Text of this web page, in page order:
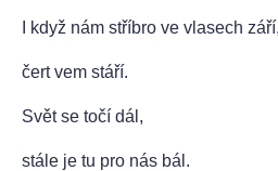
I když nám stříbro ve vlasech září,
čert vem stáří.
Svět se točí dál,
stále je tu pro nás bál.